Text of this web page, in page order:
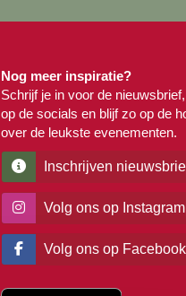
Nog meer inspiratie?
Schrijf je in voor de
op de socials en blijf zo op de
over de leukste evenementen.
Inschrijven
Volg ons op Instagram
Volg ons op Facebook